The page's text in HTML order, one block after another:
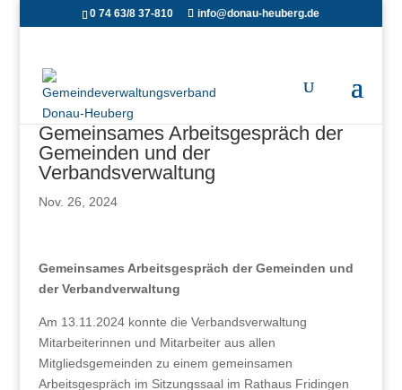
0 74 63/8 37-810 info@donau-heuberg.de
Gemeinsames Arbeitsgespräch der
Gemeinden und der
Verbandsverwaltung
Nov. 26, 2024
Gemeinsames Arbeitsgespräch der Gemeinden und
der Verbandverwaltung
Am 13.11.2024 konnte die Verbandsverwaltung
Mitarbeiterinnen und Mitarbeiter aus allen
Mitgliedsgemeinden zu einem gemeinsamen
Arbeitsgespräch im Sitzungssaal im Rathaus Fridingen